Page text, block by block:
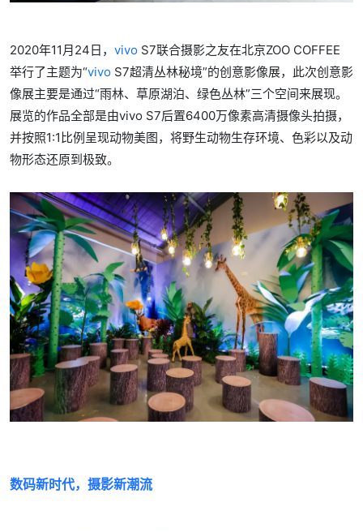
2020年11月24日， vivo S7联合摄影之友在北京ZOO COFFEE
举行了主题为“vivo S7超清丛林秘境”的创意影像展，此次创意影
像展主要是通过“雨林、草原湖泊、绿色丛林”三个空间来展现。
展览的作品全部是由vivo S7后置6400万像素高清摄像头拍摄，
并按照1:1比例呈现动物美图，将野生动物生存环境、色彩以及动
物形态还原到极致。
数码新时代，摄影新潮流